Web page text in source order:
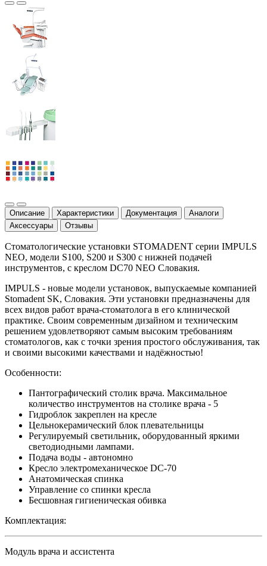
Описание Характеристики Документация
Аналоги
Аксессуары
Отзывы
Стоматологические установки STOMADENT серии IMPULS
NEO, модели S100, S200 и S300 с нижней подачей
инструментов, с креслом DC70 NEO Словакия.
IMPULS - новые модели установок, выпускаемые компанией
Stomadent SK, Словакия. Эти установки предназначены для
всех видов работ врача-стоматолога в его клинической
практике. Своим современным дизайном и техническим
решением удовлетворяют самым высоким требованиям
стоматологов, как с точки зрения простого обслуживания, так
и своими высокими качествами и надёжностью!
Особенности:
Пантографический столик врача. Максимальное
количество инструментов на столике врача - 5
Гидроблок закреплен на кресле
Цельнокерамический блок плевательницы
Регулируемый светильник, оборудованный яркими
светодиодными лампами.
Подача воды - автономно
Кресло электромеханическое DC-70
Анатомическая спинка
Управление со спинки кресла
Бесшовная гигиеническая обивка
Комплектация:
Модуль врача и ассистента